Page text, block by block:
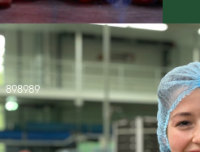
898989